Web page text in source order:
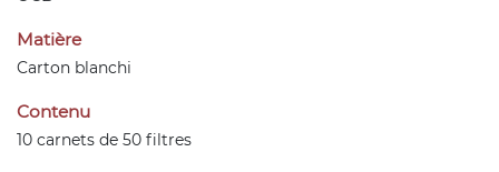
Matière
Carton blanchi
Contenu
10 carnets de 50 filtres